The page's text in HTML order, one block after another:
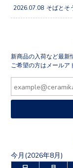
そばとそ
新商品の入荷など最新
ご希望の方はメールア
今月(2026年8月)
日
月